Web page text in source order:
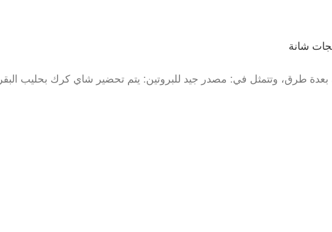
شانة
بعدة طرق، وتتمثل في: مصدر جيد للبروتين: يتم تحضير شاي كرك بحليب البقر